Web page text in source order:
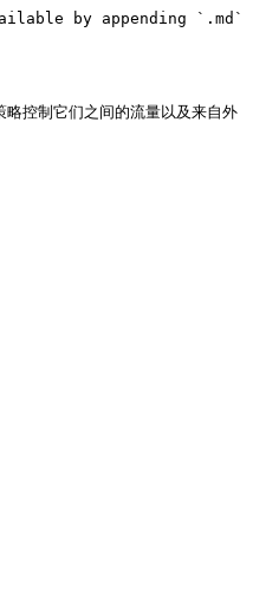
by appending `.md`
制它们之间的流量以及来自外